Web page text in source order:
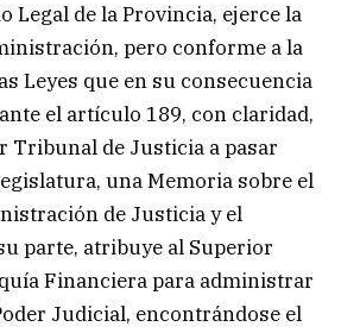
Legal de la Provincia, ejerce la
pero conforme a la
Leyes que en su consecuencia
el artículo 189, con claridad,
Tribunal de Justicia a pasar
una Memoria sobre el
de Justicia y el
parte, atribuye al Superior
Financiera para administrar
Judicial, encontrándose el